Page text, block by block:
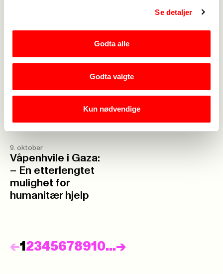
Se detaljer
Godta alle
Godta valgte
Kun nødvendige
oljefondsforslag
Uttalelse fra
Fagforbundet
krever handling
mot Israels
okkupasjon
9. oktober
Våpenhvile i Gaza:
– En etterlengtet
mulighet for
humanitær hjelp
<-Forrige
1 2345678910...->Neste